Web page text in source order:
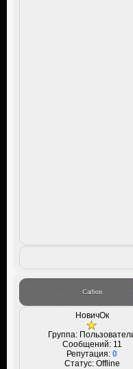
Carbon
НовичОк
Группа:
Сообщений: 11
Репутация: 0
Статус: Offline